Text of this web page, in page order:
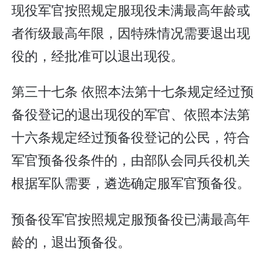
现役军官按照规定服现役未满最高年龄或
者衔级最高年限，因特殊情况需要退出现
役的，经批准可以退出现役。
第三十七条 依照本法第十七条规定经过预
备役登记的退出现役的军官、依照本法第
十六条规定经过预备役登记的公民，符合
军官预备役条件的，由部队会同兵役机关
根据军队需要，遴选确定服军官预备役。
预备役军官按照规定服预备役已满最高年
龄的，退出预备役。